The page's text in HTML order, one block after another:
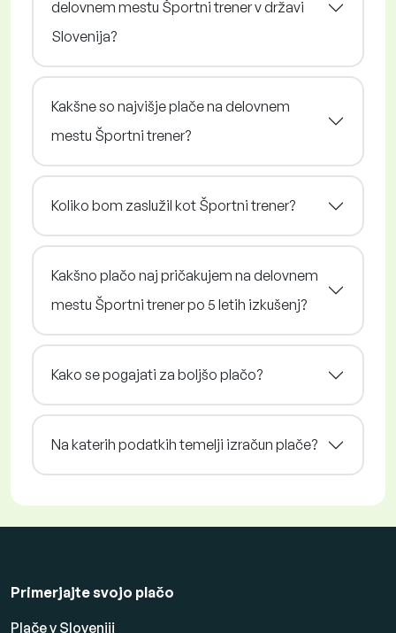
delovnem mestu Športni trener v državi
Slovenija?
Kakšne so najvišje plače na delovnem
mestu Športni trener?
Koliko bom zaslužil kot Športni trener?
Kakšno plačo naj pričakujem na delovnem
mestu Športni trener po 5 letih izkušenj?
Kako se pogajati za boljšo plačo?
Na katerih podatkih temelji izračun plače?
Primerjajte svojo plačo
Plače v Sloveniji